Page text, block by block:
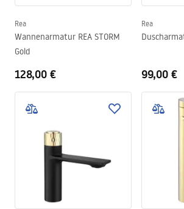
Rea
Wannenarmatur REA STORM
Gold
128,00 €
Rea
99,00 €